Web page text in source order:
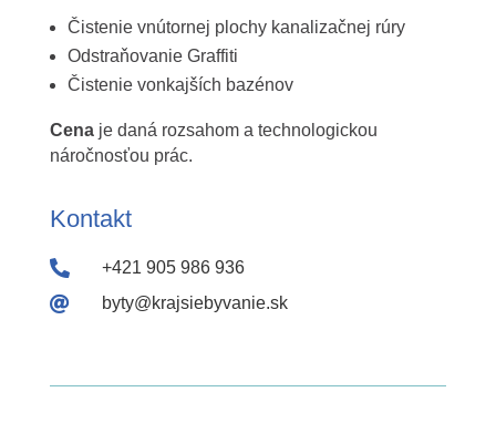
Čistenie vnútornej plochy kanalizačnej rúry
Odstraňovanie Graffiti
Čistenie vonkajších bazénov
Cenaje daná rozsahom a technologickou
náročnosťou prác.
Kontakt
 +421 905 986 936
 byty@krajsiebyvanie.sk